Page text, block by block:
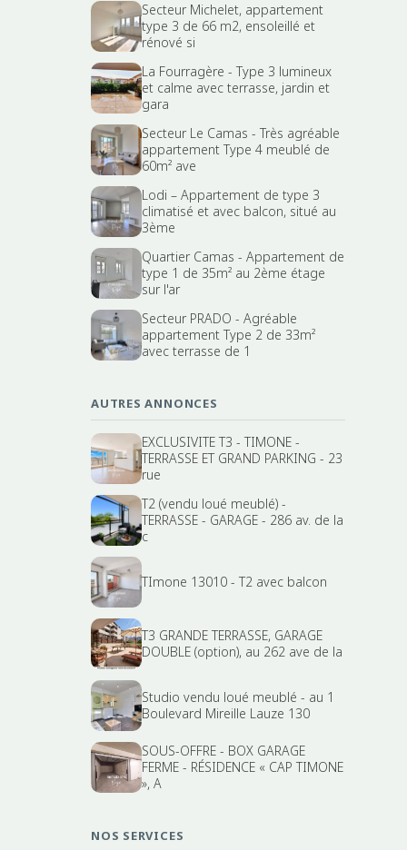
Secteur Michelet, appartement
type 3 de 66 m2, ensoleillé et
rénové si
La Fourragère - Type 3 lumineux
et calme avec terrasse, jardin et
gara
Secteur Le Camas - Très agréable
appartement Type 4 meublé de
60m² ave
Lodi – Appartement de type 3
climatisé et avec balcon, situé au
3ème
Quartier Camas - Appartement de
type 1 de 35m² au 2ème étage
sur l'ar
Secteur PRADO - Agréable
appartement Type 2 de 33m²
avec terrasse de 1
AUTRES ANNONCES
EXCLUSIVITE T3 - TIMONE -
TERRASSE ET GRAND PARKING - 23
rue
T2 (vendu loué meublé) -
TERRASSE - GARAGE - 286 av. de la
c
TImone 13010 - T2 avec balcon
T3 GRANDE TERRASSE, GARAGE
DOUBLE (option), au 262 ave de la
Studio vendu loué meublé - au 1
Boulevard Mireille Lauze 130
SOUS-OFFRE - BOX GARAGE
FERME - RÉSIDENCE « CAP TIMONE
», A
NOS SERVICES